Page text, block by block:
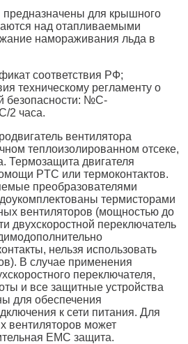
предназначены для крышного
над отапливаемыми
намораживания льда в
соответствия РФ;
техническому регламенту о
безопасности: №С-
2 часа.
вентилятора
теплоизолированном отсеке,
Термозащита двигателя
PTC или термоконтактов.
преобразователями
термисторами
вентиляторов (мощностью до
двухскоростной переключатель
нельзя использовать
В случае применения
переключателя,
и все защитные устройства
для обеспечения
к сети питания. Для
вентиляторов может
EMC защита.